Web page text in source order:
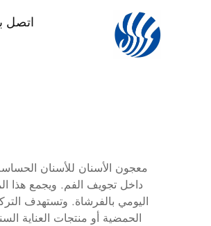
اتصل
معجون الأسنان للأسنان
داخل تجويف الفم. ويجمع هذا
اليومي بالفرشاة. وتستهدف